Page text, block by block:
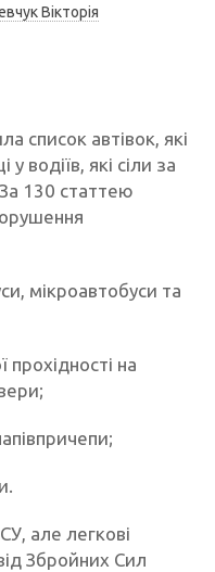
Вікторія
список автівок, які
водіїв, які сіли за
130 статтею
мікроавтобуси та
на
але легкові
Збройних Сил